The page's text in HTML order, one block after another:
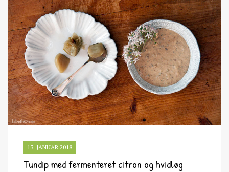
13. JANUAR 2018
Tundip med fermenteret citron og hvidløg